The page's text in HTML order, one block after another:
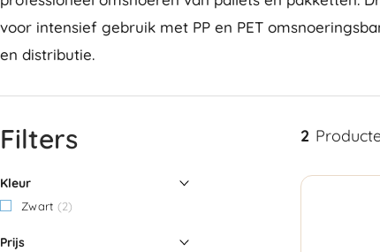
voor intensief gebruik met PP en PET
en distributie.
Filters
Kleur
Zwart (2)
Prijs
2